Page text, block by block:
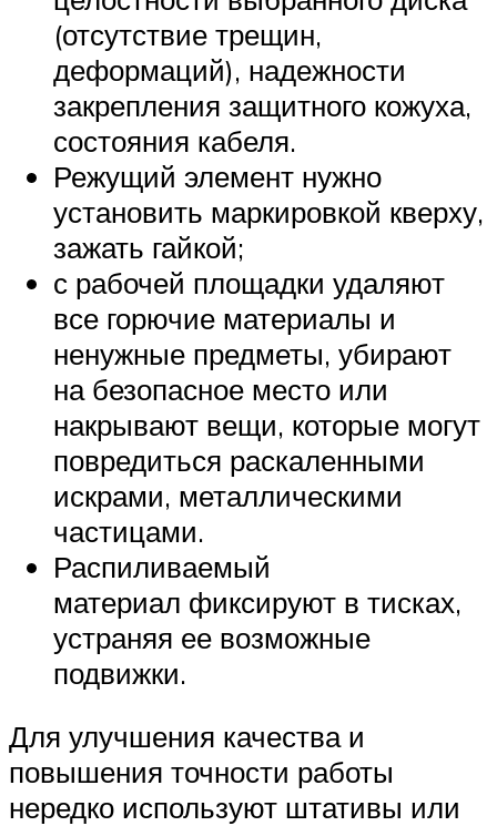
(отсутствие трещин,
деформаций), надежности
закрепления защитного кожуха,
состояния кабеля.
Режущий элемент нужно
установить маркировкой кверху,
зажать гайкой;
с рабочей площадки удаляют
все горючие материалы и
ненужные предметы, убирают
на безопасное место или
накрывают вещи, которые могут
повредиться раскаленными
искрами, металлическими
частицами.
Распиливаемый
материал фиксируют в тисках,
устраняя ее возможные
подвижки.
Для улучшения качества и
повышения точности работы
нередко используют штативы или